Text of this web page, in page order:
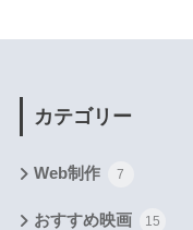
カテゴリー
Web制作 7
おすすめ映画 15